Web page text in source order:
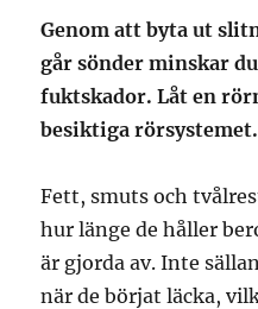
Genom att byta ut
går sönder minskar
fuktskador. Låt en
besiktiga rörsystemet.
Fett, smuts och
hur länge de håller
är gjorda av. Inte
när de börjat läcka,